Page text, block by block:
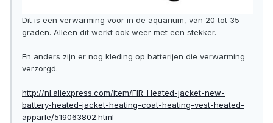
Dit is een verwarming voor in de aquarium, van 20 tot 35
graden. Alleen dit werkt ook weer met een stekker.
En anders zijn er nog kleding op batterijen die verwarming
verzorgd.
http://nl.aliexpress.com/item/FIR-Heated-jacket-new-
battery-heated-jacket-heating-coat-heating-vest-heated-
apparle/519063802.html